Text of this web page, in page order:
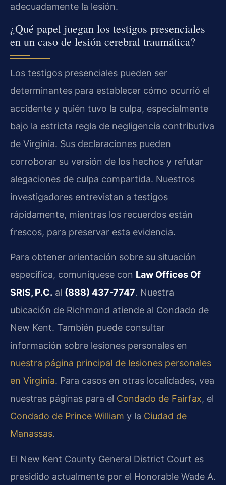
adecuadamente la lesión.
¿Qué papel juegan los testigos presenciales
en un caso de lesión cerebral traumática?
Los testigos presenciales pueden ser
determinantes para establecer cómo ocurrió el
accidente y quién tuvo la culpa, especialmente
bajo la estricta regla de negligencia contributiva
de Virginia. Sus declaraciones pueden
corroborar su versión de los hechos y refutar
alegaciones de culpa compartida. Nuestros
investigadores entrevistan a testigos
rápidamente, mientras los recuerdos están
frescos, para preservar esta evidencia.
Para obtener orientación sobre su situación
específica, comuníquese con Law Offices Of
SRIS, P.C. al (888) 437-7747. Nuestra
ubicación de Richmond atiende al Condado de
New Kent. También puede consultar
información sobre lesiones personales en
nuestra página principal de lesiones personales
en Virginia. Para casos en otras localidades, vea
nuestras páginas para el Condado de Fairfax, el
Condado de Prince William y la Ciudad de
Manassas.
El New Kent County General District Court es
presidido actualmente por el Honorable Wade A.